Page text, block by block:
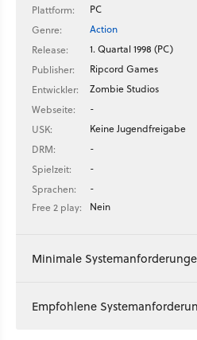
Plattform:
PC
Genre:
Action
Release:
1. Quartal 1998 (PC)
Publisher:
Ripcord Games
Entwickler:
Zombie Studios
Webseite:
-
USK:
Keine Jugendfreigabe
DRM:
-
Spielzeit:
-
Sprachen:
-
Free 2 play:
Nein
Minimale
Empfohlene